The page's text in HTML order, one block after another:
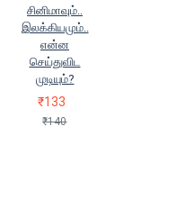
சினிமாவும்..
இலக்கியமும்..
என்ன
செய்துவிட
முடியும்?
₹133
₹140